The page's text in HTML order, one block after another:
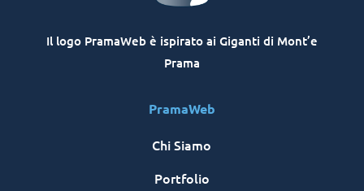
Il logo PramaWeb è ispirato ai Giganti di Mont’e
Prama
PramaWeb
Chi Siamo
Portfolio